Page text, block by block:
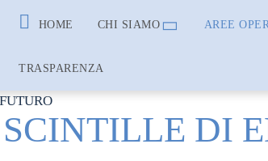
HOME CHI SIAMO AREE
TRASPARENZA
SCINTILLE DI